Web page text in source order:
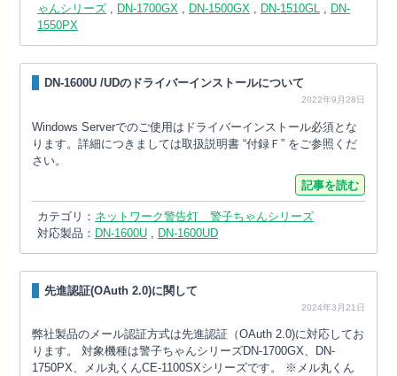
ゃんシリーズ, DN-1700GX, DN-1500GX, DN-1510GL, DN-
1550PX
DN-1600U /UDのドライバーインストールについて
2022年9月28日
Windows Serverでのご使用はドライバーインストール必須とな
ります。詳細につきましては取扱説明書 “付録Ｆ” をご参照くだ
さい。
記事を読む
カテゴリ： ネットワーク警告灯 警子ちゃんシリーズ
対応製品： DN-1600U, DN-1600UD
先進認証(OAuth 2.0)に関して
2024年3月21日
弊社製品のメール認証方式は先進認証（OAuth 2.0)に対応してお
ります。 対象機種は警子ちゃんシリーズDN-1700GX、DN-
1750PX、メル丸くんCE-1100SXシリーズです。 ※メル丸くん